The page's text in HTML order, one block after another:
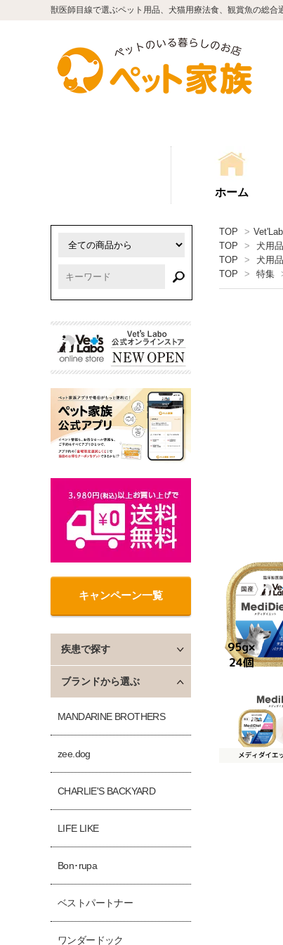
獣医師目線で選ぶペット用品、犬猫用療法食、観賞魚の総合
ホーム
TOP >
TOP
> 犬用
TOP
> 犬用
TOP
> 特集
キャンペーン一覧
疾患で探す
ブランドから選ぶ
MANDARINE BROTHERS
zee.dog
CHARLIE'S BACKYARD
LIFE LIKE
Bon･rupa
ベストパートナー
ワンダードック